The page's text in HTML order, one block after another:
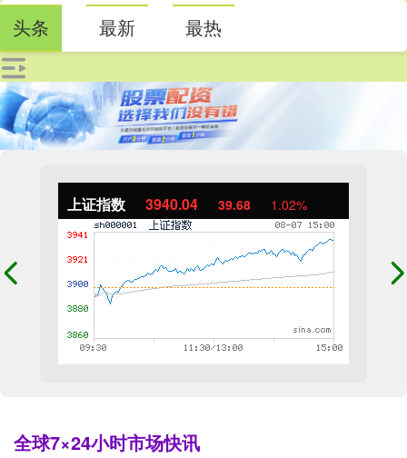
上证指数 3940.04 39.68 1.02%
全球7×24小时市场快讯
头条 最新 最热